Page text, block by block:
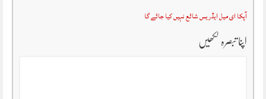
آپکا ای میل ایڈریس شائع نہیں کیا جائے گا
اپنا تبصرہ لکھیں